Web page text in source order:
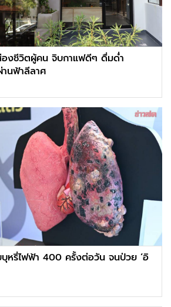
งชีวิตผู้คน จิบกาแฟดีๆ ดื่มด่ำ
นฟ้าลีลาศ
หรี่ไฟฟ้า 400 ครั้งต่อวัน จนป่วย ‘อิ